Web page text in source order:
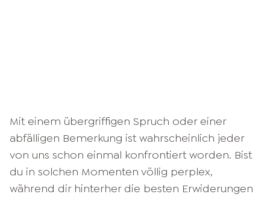
Mit einem übergriffigen Spruch oder einer
abfälligen Bemerkung ist wahrscheinlich jeder
von uns schon einmal konfrontiert worden. Bist
du in solchen Momenten völlig perplex,
während dir hinterher die besten Erwiderungen